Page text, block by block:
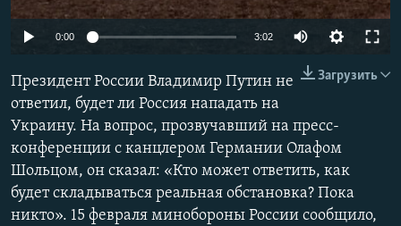
ПОБЕДИТЕЛЕЙ НЕ СУДЯТ?
ELIFBE
УКРАИНСКАЯ ПРОБЛЕМА КРЫМА
ПРИСОЕДИНЯЙТЕСЬ!
Все сайты RFE/RL 240p 480p
0:00 3:02
240p
480p
720p
1080p
Загрузить
Президент России Владимир Путин не
ответил, будет ли Россия нападать на
Украину. На вопрос, прозвучавший на пресс-
конференции с канцлером Германии Олафом
Шольцом, он сказал: «Кто может ответить, как
будет складываться реальная обстановка? Пока
никто». 15 февраля минобороны России сообщило,